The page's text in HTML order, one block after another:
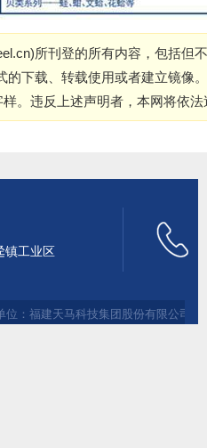
)所刊登的所有内容，包括但
的下载、转载使用或者建立镜像
样。违反上述声明者，本网将依
镇工业区
：福建天马科技集团股份有限公司